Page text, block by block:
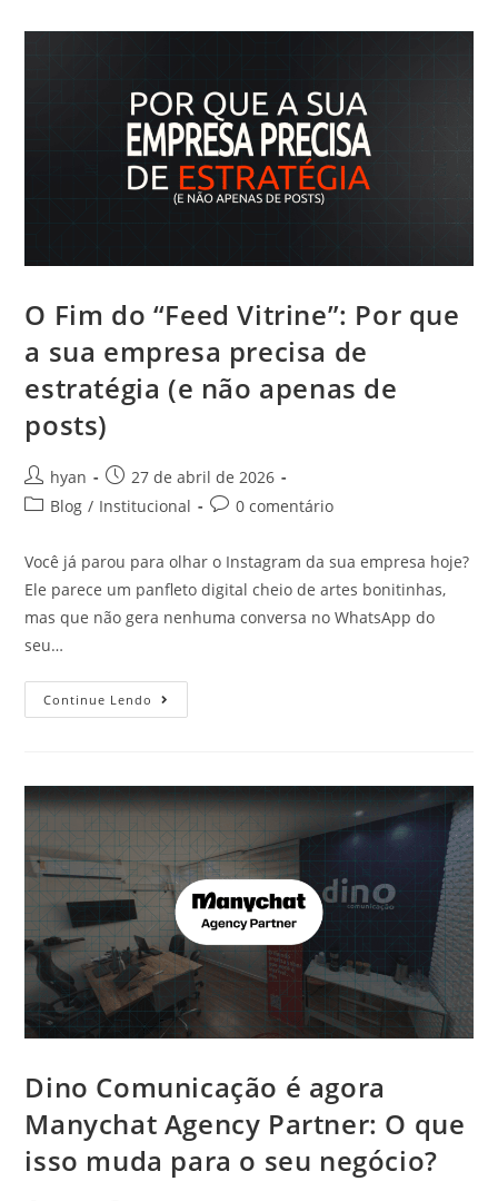
O Fim do “Feed Vitrine”: Por que
a sua empresa precisa de
estratégia (e não apenas de
posts)
hyan
27 de abril de 2026
Blog / Institucional 0 comentário
Você já parou para olhar o Instagram da sua empresa hoje?
Ele parece um panfleto digital cheio de artes bonitinhas,
mas que não gera nenhuma conversa no WhatsApp do
seu…
Continue Lendo
Dino Comunicação é agora
Manychat Agency Partner: O que
isso muda para o seu negócio?